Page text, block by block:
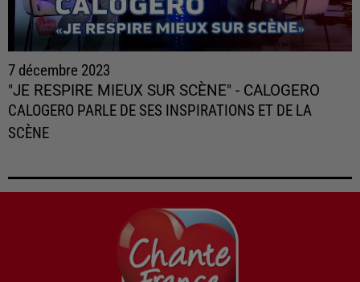
7 décembre 2023
"JE RESPIRE MIEUX SUR SCÈNE" - CALOGERO
CALOGERO PARLE DE SES INSPIRATIONS ET DE LA
SCÈNE